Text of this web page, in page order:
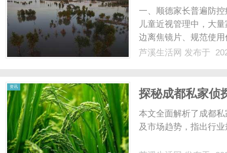
造青少年精准个
一、顺德家长普遍防
儿童近视管理中，大
边离焦镜片、规范使
长。家长持续投入时
芦溪生活网 发布于
资讯
探秘成都私家侦
析
本文全面解析了成都
及市场趋势，指出行